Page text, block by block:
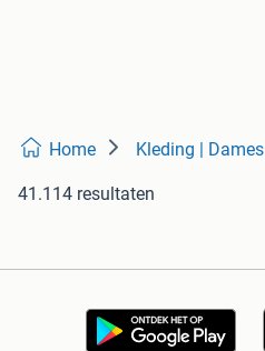
Home Kleding | Dames
41.114 resultaten